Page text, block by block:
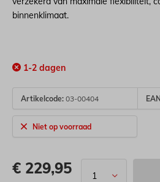
binnenklimaat.
1-2 dagen
Artikelcode: 03-00404
Niet op voorraad
€ 229,95